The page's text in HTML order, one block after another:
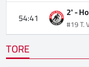
54:41 2' -
#19 T.
TORE